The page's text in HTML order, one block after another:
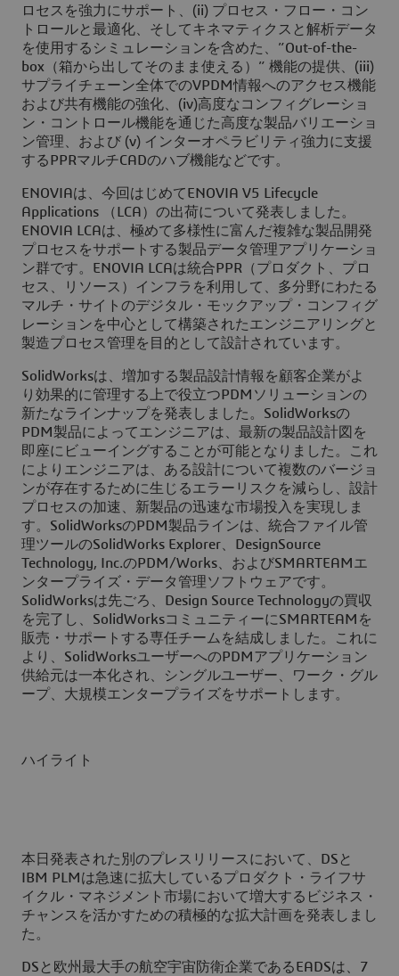
ロセスを強力にサポート、(ii) プロセス・フロー・コン
トロールと最適化、そしてキネマティクスと解析データ
を使用するシミュレーションを含めた、”Out-of-the-
box（箱から出してそのまま使える）” 機能の提供、(iii)
サプライチェーン全体でのVPDM情報へのアクセス機能
および共有機能の強化、(iv)高度なコンフィグレーショ
ン・コントロール機能を通じた高度な製品バリエーショ
ン管理、および (v) インターオペラビリティ強力に支援
するPPRマルチCADのハブ機能などです。
ENOVIAは、今回はじめてENOVIA V5 Lifecycle
Applications （LCA）の出荷について発表しました。
ENOVIA LCAは、極めて多様性に富んだ複雑な製品開発
プロセスをサポートする製品データ管理アプリケーショ
ン群です。ENOVIA LCAは統合PPR（プロダクト、プロ
セス、リソース）インフラを利用して、多分野にわたる
マルチ・サイトのデジタル・モックアップ・コンフィグ
レーションを中心として構築されたエンジニアリングと
製造プロセス管理を目的として設計されています。
SolidWorksは、増加する製品設計情報を顧客企業がよ
り効果的に管理する上で役立つPDMソリューションの
新たなラインナップを発表しました。SolidWorksの
PDM製品によってエンジニアは、最新の製品設計図を
即座にビューイングすることが可能となりました。これ
によりエンジニアは、ある設計について複数のバージョ
ンが存在するために生じるエラーリスクを減らし、設計
プロセスの加速、新製品の迅速な市場投入を実現しま
す。SolidWorksのPDM製品ラインは、統合ファイル管
理ツールのSolidWorks Explorer、DesignSource
Technology, Inc.のPDM/Works、およびSMARTEAMエ
ンタープライズ・データ管理ソフトウェアです。
SolidWorksは先ごろ、Design Source Technologyの買収
を完了し、SolidWorksコミュニティーにSMARTEAMを
販売・サポートする専任チームを結成しました。これに
より、SolidWorksユーザーへのPDMアプリケーション
供給元は一本化され、シングルユーザー、ワーク・グル
ープ、大規模エンタープライズをサポートします。
ハイライト
本日発表された別のプレスリリースにおいて、DSと
IBM PLMは急速に拡大しているプロダクト・ライフサ
イクル・マネジメント市場において増大するビジネス・
チャンスを活かすための積極的な拡大計画を発表しまし
た。
DSと欧州最大手の航空宇宙防衛企業であるEADSは、7